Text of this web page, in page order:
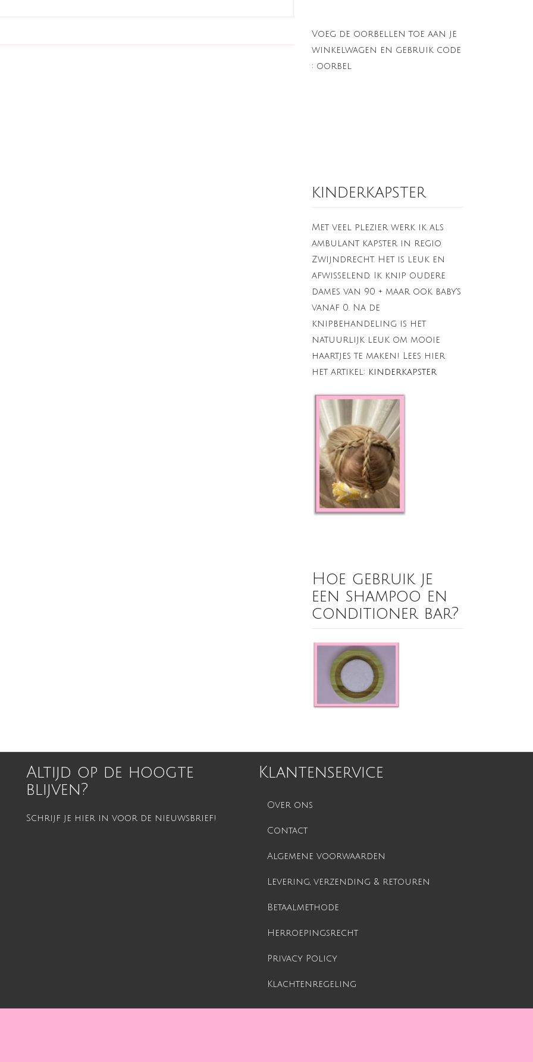
Voeg de oorbellen toe aan je
winkelwagen en gebruik code
: oorbel
kinderkapster
Met veel plezier werk ik als
ambulant kapster in regio
Zwijndrecht. Het is leuk en
afwisselend. Ik knip oudere
dames van 90 + maar ook baby's
vanaf 0. Na de
knipbehandeling is het
natuurlijk leuk om mooie
haartjes te maken! Lees hier
het artikel: kinderkapster
Hoe gebruik je
een shampoo en
conditioner bar?
Altijd op de hoogte
blijven?
Schrijf je hier in voor de nieuwsbrief!
Klantenservice
Over ons
Contact
Algemene voorwaarden
Levering, verzending & retouren
Betaalmethode
Herroepingsrecht
Privacy Policy
Klachtenregeling